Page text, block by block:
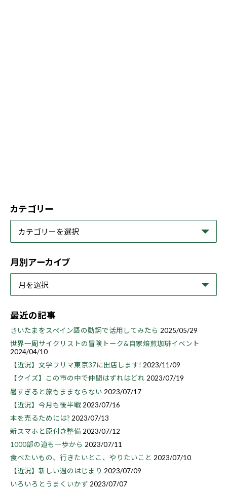
カテゴリー
月別アーカイブ
最近の記事
さいたまをスペイン語の動詞で活用してみたら 2025/05/29
世界一周サイクリストの冒険トーク&自家焙煎珈琲イベント
2024/04/10
【近況】文学フリマ東京37に出店します! 2023/11/09
【クイズ】この市の中で仲間はずれはどれ 2023/07/19
暑すぎると旅もままならない 2023/07/17
【近況】今月も後半戦 2023/07/16
本を売るためには? 2023/07/13
新スマホと原付き整備 2023/07/12
1000部の道も一歩から 2023/07/11
食べたいもの、行きたいとこ、やりたいこと 2023/07/10
【近況】新しい週のはじまり 2023/07/09
いろいろとうまくいかず 2023/07/07